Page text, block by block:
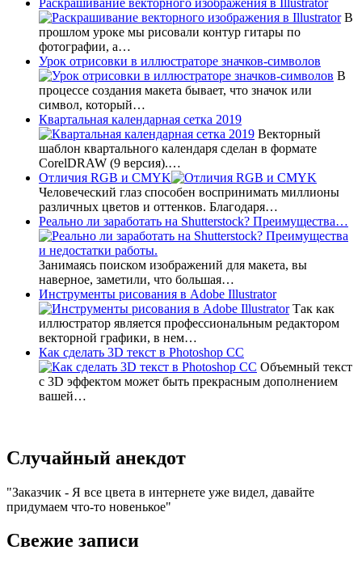
В
прошлом уроке мы рисовали контур гитары по
фотографии, а…
Урок отрисовки в иллюстраторе значков-символов
В
процессе создания макета бывает, что значок или
символ, который…
Квартальная календарная сетка 2019
Векторный
шаблон квартального календаря сделан в формате
CorelDRAW (9 версия).…
Отличия RGB и CMYK
Человеческий глаз способен воспринимать миллионы
различных цветов и оттенков. Благодаря…
Реально ли заработать на Shutterstock? Преимущества…
Занимаясь поиском изображений для макета, вы
наверное, заметили, что большая…
Инструменты рисования в Adobe Illustrator
Так как
иллюстратор является профессиональным редактором
векторной графики, в нем…
Как сделать 3D текст в Photoshop CC
Объемный текст
с 3D эффектом может быть прекрасным дополнением
вашей…
Случайный анекдот
Заказчик - Я все цвета в интернете уже видел, давайте
придумаем что-то новенькое
Свежие записи